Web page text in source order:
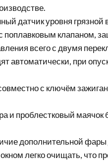
датчик уровня
поплавковым клапаном,
всего с двумя
автоматически, при
с ключём
проблестковый маячок
дополнительной
легко очищать, что